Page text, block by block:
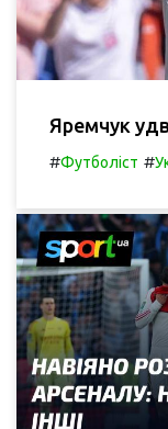
Яремчук
#Футболіст #